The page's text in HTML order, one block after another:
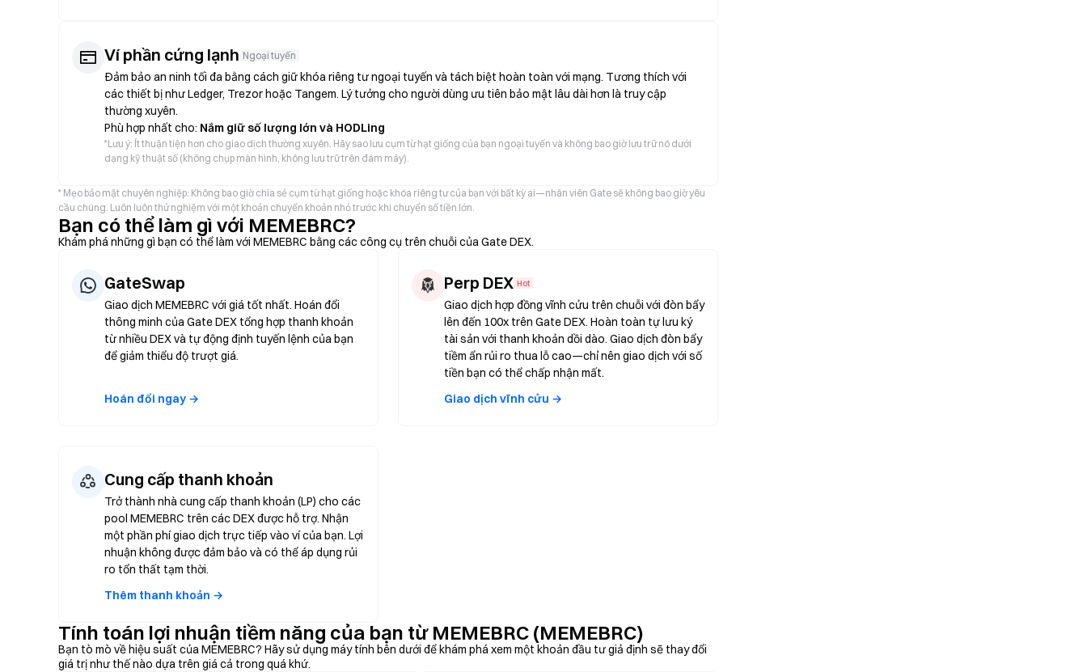
Ví phần cứng lạnh Ngoại tuyến
Đảm bảo an ninh tối đa bằng cách giữ khóa riêng tư ngoại tuyến và tách biệt hoàn toàn với mạng. Tương thích với
các thiết bị như Ledger, Trezor hoặc Tangem. Lý tưởng cho người dùng ưu tiên bảo mật lâu dài hơn là truy cập
thường xuyên.
Phù hợp nhất cho: Nắm giữ số lượng lớn và HODLing
*Lưu ý: Ít thuận tiện hơn cho giao dịch thường xuyên. Hãy sao lưu cụm từ hạt giống của bạn ngoại tuyến và không bao giờ lưu trữ nó dưới
dạng kỹ thuật số (không chụp màn hình, không lưu trữ trên đám mây).
* Mẹo bảo mật chuyên nghiệp: Không bao giờ chia sẻ cụm từ hạt giống hoặc khóa riêng tư của bạn với bất kỳ ai—nhân viên Gate sẽ không bao giờ yêu
cầu chúng. Luôn luôn thử nghiệm với một khoản chuyển khoản nhỏ trước khi chuyển số tiền lớn.
Bạn có thể làm gì với MEMEBRC?
Khám phá những gì bạn có thể làm với MEMEBRC bằng các công cụ trên chuỗi của Gate DEX.
GateSwap
Giao dịch MEMEBRC với giá tốt nhất. Hoán đổi
thông minh của Gate DEX tổng hợp thanh khoản
từ nhiều DEX và tự động định tuyến lệnh của bạn
để giảm thiểu độ trượt giá.
Hoán đổi ngay →
Perp DEX Hot
Giao dịch hợp đồng vĩnh cửu trên chuỗi với đòn bẩy
lên đến 100x trên Gate DEX. Hoàn toàn tự lưu ký
tài sản với thanh khoản dồi dào. Giao dịch đòn bẩy
tiềm ẩn rủi ro thua lỗ cao—chỉ nên giao dịch với số
tiền bạn có thể chấp nhận mất.
Giao dịch vĩnh cửu →
Cung cấp thanh khoản
Trở thành nhà cung cấp thanh khoản (LP) cho các
pool MEMEBRC trên các DEX được hỗ trợ. Nhận
một phần phí giao dịch trực tiếp vào ví của bạn. Lợi
nhuận không được đảm bảo và có thể áp dụng rủi
ro tổn thất tạm thời.
Thêm thanh khoản →
Tính toán lợi nhuận tiềm năng của bạn từ MEMEBRC (MEMEBRC)
Bạn tò mò về hiệu suất của MEMEBRC? Hãy sử dụng máy tính bên dưới để khám phá xem một khoản đầu tư giả định sẽ thay đổi
giá trị như thế nào dựa trên giá cả trong quá khứ.